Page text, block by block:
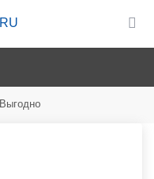
Выгодно